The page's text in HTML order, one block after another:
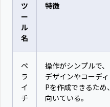
ツ
ー
ル
名
特徴
ペ
ラ
イ
チ
操作がシンプルで
デザインやコーデ
Pを作成できるた
向いている。